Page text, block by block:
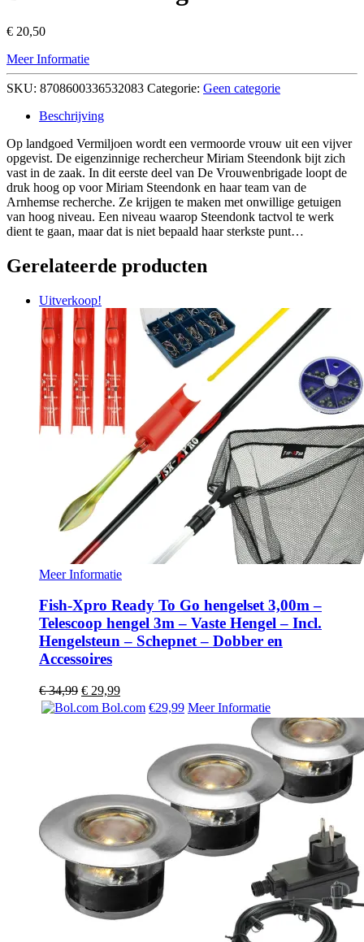
€ 20,50
Meer Informatie
SKU: 8708600336532083 Categorie: Geen categorie
Beschrijving
Op landgoed Vermiljoen wordt een vermoorde vrouw uit een vijver
opgevist. De eigenzinnige rechercheur Miriam Steendonk bijt zich
vast in de zaak. In dit eerste deel van De Vrouwenbrigade loopt de
druk hoog op voor Miriam Steendonk en haar team van de
Arnhemse recherche. Ze krijgen te maken met onwillige getuigen
van hoog niveau. Een niveau waarop Steendonk tactvol te werk
dient te gaan, maar dat is niet bepaald haar sterkste punt…
Gerelateerde producten
Uitverkoop!
Meer Informatie
Fish-Xpro Ready To Go hengelset 3,00m –
Telescoop hengel 3m – Vaste Hengel – Incl.
Hengelsteun – Schepnet – Dobber en
Accessoires
€34,99 Oorspronkelijke
prijs
€ 29,99Huidige
prijs
Bol.com €29,99 Meer Informatie